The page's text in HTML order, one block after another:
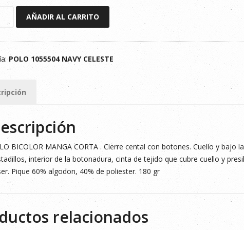
AÑADIR AL CARRITO
POLO 1055504 NAVY CELESTE
BICOLOR MANGA CORTA . Cierre cental con botones. Cuello y bajo
interior de la botonadura, cinta de tejido que cubre cuello y
Pique 60% algodon, 40% de poliester. 180 gr
relacionados